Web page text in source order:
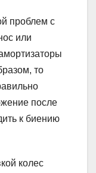
проблем с
или
то
после
к биению
колес